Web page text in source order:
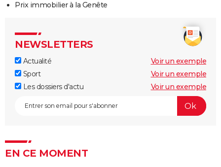
Prix immobilier à la Genête
NEWSLETTERS
Actualité
Voir un exemple
Sport
Voir un exemple
Les dossiers d'actu
Voir un exemple
EN CE MOMENT